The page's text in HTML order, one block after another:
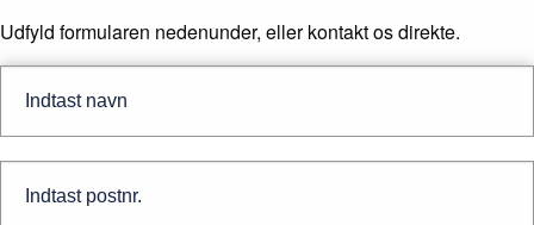
Udfyld formularen nedenunder, eller kontakt os direkte.